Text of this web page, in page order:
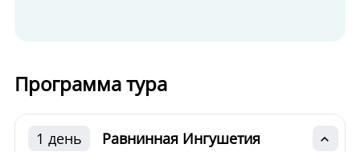
Программа тура
1 день Равнинная Ингушетия